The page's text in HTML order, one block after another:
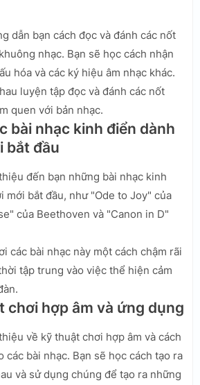
dẫn bạn cách đọc và đánh các nốt
nhạc. Bạn sẽ học cách nhận
hóa và các ký hiệu âm nhạc khác.
luyện tập đọc và đánh các nốt
quen với bản nhạc.
bài nhạc kinh điển dành
bắt đầu
đến bạn những bài nhạc kinh
mới bắt đầu, như "Ode to Joy" của
của Beethoven và "Canon in D"
các bài nhạc này một cách chậm rãi
tập trung vào việc thể hiện cảm
chơi hợp âm và ứng dụng
về kỹ thuật chơi hợp âm và cách
các bài nhạc. Bạn sẽ học cách tạo ra
và sử dụng chúng để tạo ra những